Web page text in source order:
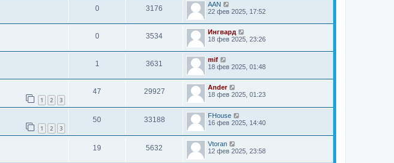
0 3176
AAN
22 фев 2025, 17:52
0 3534
Ингвард
18 фев 2025, 23:26
1 3631
mif
18 фев 2025, 01:48
1 2 3
47 29927
Ander
18 фев 2025, 01:23
1 2 3
50 33188
FHouse
16 фев 2025, 14:40
19 5632
Vtoran
12 фев 2025, 23:58